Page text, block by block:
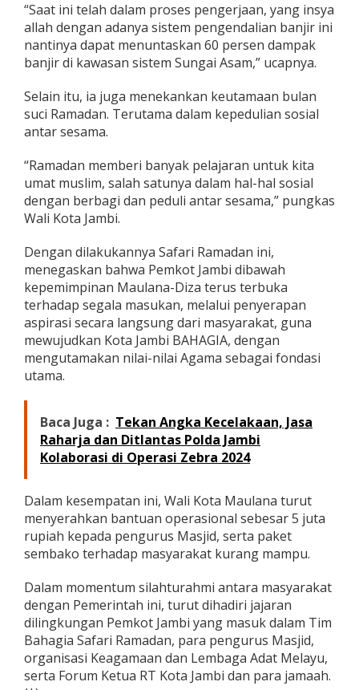
“Saat ini telah dalam proses pengerjaan, yang insya
allah dengan adanya sistem pengendalian banjir ini
nantinya dapat menuntaskan 60 persen dampak
banjir di kawasan sistem Sungai Asam,” ucapnya.
Selain itu, ia juga menekankan keutamaan bulan
suci Ramadan. Terutama dalam kepedulian sosial
antar sesama.
“Ramadan memberi banyak pelajaran untuk kita
umat muslim, salah satunya dalam hal-hal sosial
dengan berbagi dan peduli antar sesama,” pungkas
Wali Kota Jambi.
Dengan dilakukannya Safari Ramadan ini,
menegaskan bahwa Pemkot Jambi dibawah
kepemimpinan Maulana-Diza terus terbuka
terhadap segala masukan, melalui penyerapan
aspirasi secara langsung dari masyarakat, guna
mewujudkan Kota Jambi BAHAGIA, dengan
mengutamakan nilai-nilai Agama sebagai fondasi
utama.
Baca Juga : Tekan Angka Kecelakaan, Jasa
Raharja dan Ditlantas Polda Jambi
Kolaborasi di Operasi Zebra 2024
Dalam kesempatan ini, Wali Kota Maulana turut
menyerahkan bantuan operasional sebesar 5 juta
rupiah kepada pengurus Masjid, serta paket
sembako terhadap masyarakat kurang mampu.
Dalam momentum silahturahmi antara masyarakat
dengan Pemerintah ini, turut dihadiri jajaran
dilingkungan Pemkot Jambi yang masuk dalam Tim
Bahagia Safari Ramadan, para pengurus Masjid,
organisasi Keagamaan dan Lembaga Adat Melayu,
serta Forum Ketua RT Kota Jambi dan para jamaah.